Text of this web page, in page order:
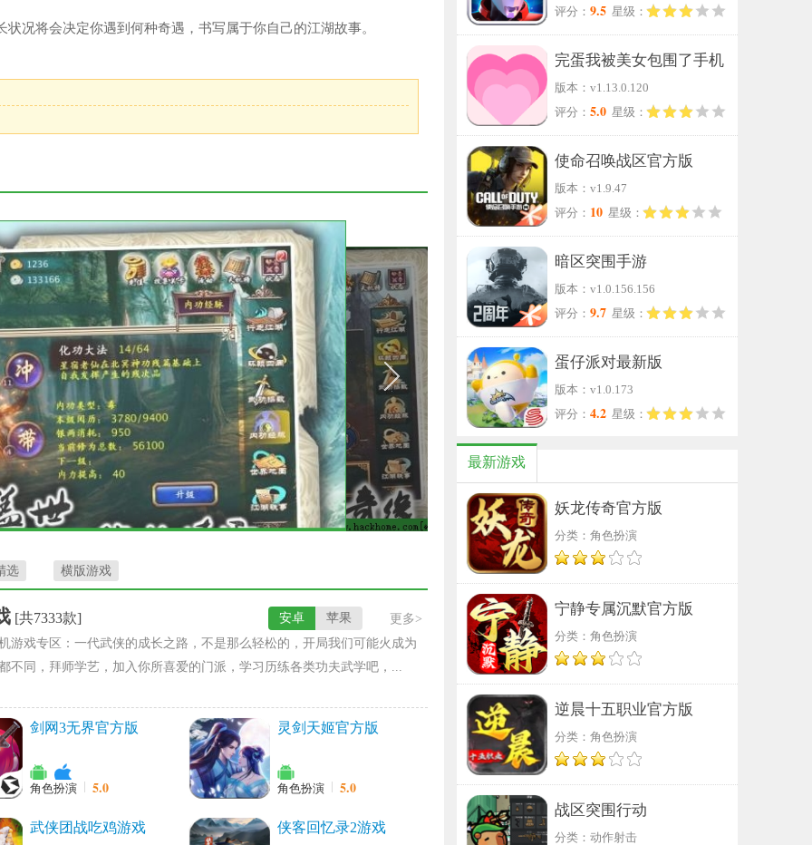
况将会决定你遇到何种奇遇，书写属于你自己的江湖故事。
选 横版游戏
[共7333款] 更多>
苹果
安卓
游戏专区：一代武侠的成长之路，不是那么轻松的，开局我们可能火成为
不同，拜师学艺，加入你所喜爱的门派，学习历练各类功夫武学吧，...
剑网3无界官方版
角色扮演 5.0
灵剑天姬官方版
角色扮演 5.0
武侠团战吃鸡游戏 侠客回忆录2游戏
评分： 9.5 星级：
完蛋我被美女包围了手机
版
版本：v1.13.0.120
评分： 5.0 星级：
使命召唤战区官方版
版本：v1.9.47
评分： 10 星级：
暗区突围手游
版本：v1.0.156.156
评分： 9.7 星级：
蛋仔派对最新版
版本：v1.0.173
评分： 4.2 星级：
最新游戏
妖龙传奇官方版
分类：角色扮演
宁静专属沉默官方版
分类：角色扮演
逆晨十五职业官方版
分类：角色扮演
战区突围行动
分类：动作射击